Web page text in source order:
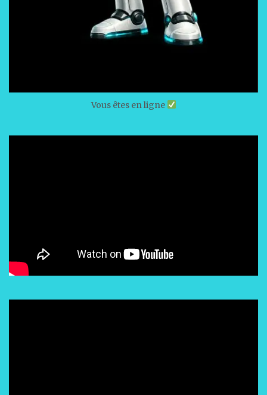
Vous êtes en ligne